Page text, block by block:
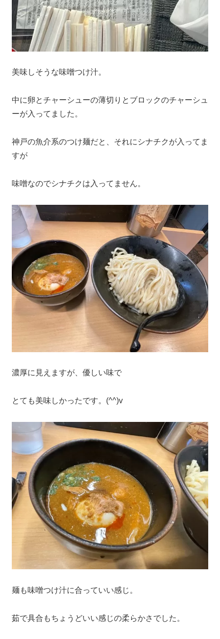
美味しそうな味噌つけ汁。
中に卵とチャーシューの薄切りとブロックのチャーシュ
ーが入ってました。
神戸の魚介系のつけ麺だと、それにシナチクが入ってま
すが
味噌なのでシナチクは入ってません。
濃厚に見えますが、優しい味で
とても美味しかったです。(^^)v
麺も味噌つけ汁に合っていい感じ。
茹で具合もちょうどいい感じの柔らかさでした。